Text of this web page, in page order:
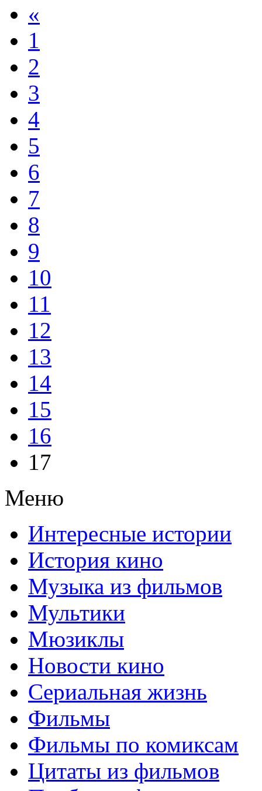
«
1
2
3
4
5
6
7
8
9
10
11
12
13
14
15
16
17
Меню
Интересные истории
История кино
Музыка из фильмов
Мультики
Мюзиклы
Новости кино
Сериальная жизнь
Фильмы
Фильмы по комиксам
Цитаты из фильмов